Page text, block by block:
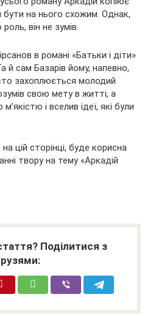
бути на нього схожим. Однак,
він не зумів.
в романі «Батьки і діти»
й сам Базарів йому, напевно,
захоплюється молодий
свою мету в житті, а
і вселив ідеї, які були
цій сторінці, буде корисна
твору на тему «Аркадій
Поділитися з